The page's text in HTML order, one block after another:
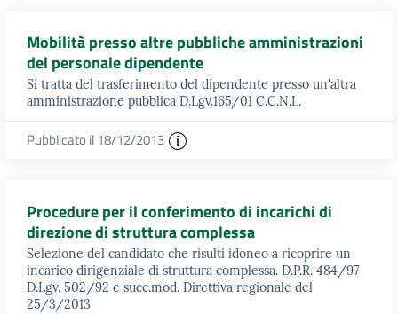
Mobilità presso altre pubbliche amministrazioni
del personale dipendente
Si tratta del trasferimento del dipendente presso un'altra
amministrazione pubblica D.Lgv.165/01 C.C.N.L.
Pubblicato il 18/12/2013
Procedure per il conferimento di incarichi di
direzione di struttura complessa
Selezione del candidato che risulti idoneo a ricoprire un
incarico dirigenziale di struttura complessa. D.P.R. 484/97
D.Lgv. 502/92 e succ.mod. Direttiva regionale del
25/3/2013